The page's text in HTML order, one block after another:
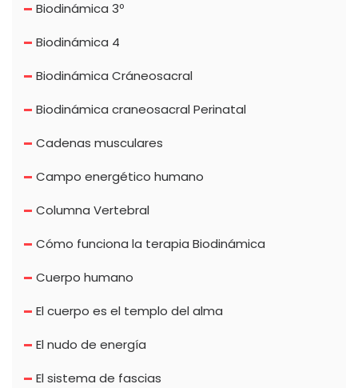
Biodinámica 3º
Biodinámica 4
Biodinámica Cráneosacral
Biodinámica craneosacral Perinatal
Cadenas musculares
Campo energético humano
Columna Vertebral
Cómo funciona la terapia Biodinámica
Cuerpo humano
El cuerpo es el templo del alma
El nudo de energía
El sistema de fascias